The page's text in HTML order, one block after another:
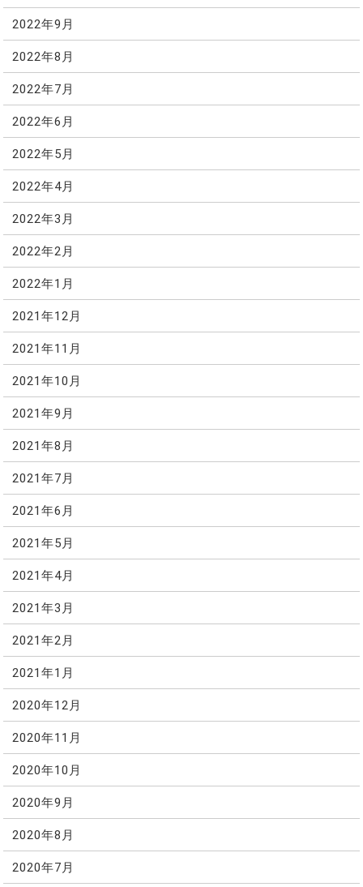
2022年9月
2022年8月
2022年7月
2022年6月
2022年5月
2022年4月
2022年3月
2022年2月
2022年1月
2021年12月
2021年11月
2021年10月
2021年9月
2021年8月
2021年7月
2021年6月
2021年5月
2021年4月
2021年3月
2021年2月
2021年1月
2020年12月
2020年11月
2020年10月
2020年9月
2020年8月
2020年7月